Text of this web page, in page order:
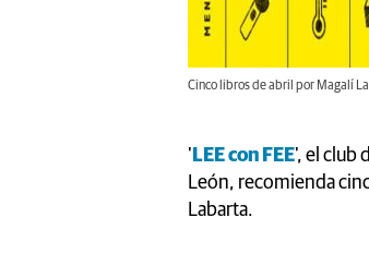
Cinco libros de abril por Magalí
' LEE con FEE', el club
León, recomienda
Labarta.